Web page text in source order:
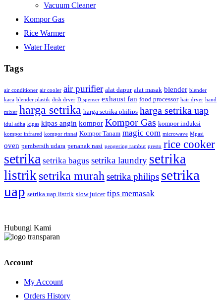
Vacuum Cleaner
Kompor Gas
Rice Warmer
Water Heater
Tags
air conditioner air cooler air purifier alat dapur alat masak blender blender
kaca blender plastik dish dryer Dispenser exhaust fan food processor hair dryer hand
mixer harga setrika harga setrika philips harga setrika uap
idul adha kipas kipas angin kompor Kompor Gas kompor induksi
kompor infrared kompor rinnai Kompor Tanam magic com microwave Mpasi
oven pembersih udara penanak nasi pengering rambut presto rice cooker
setrika setrika bagus setrika laundry setrika
listriksetrika murah setrika philips setrika
uap setrika uap listrik slow juicer tips memasak
Hubungi Kami
Account
My Account
Orders History